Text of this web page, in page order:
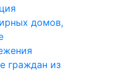
домов,
граждан из